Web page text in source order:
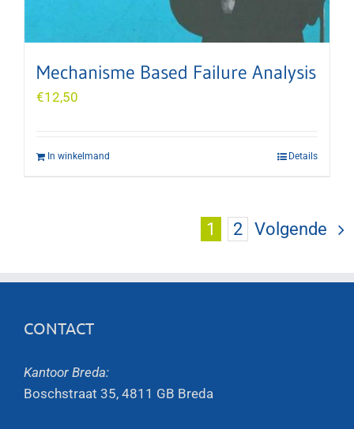
Mechanisme Based Failure Analysis
€12,50
In winkelmand Details
1 2 Volgende
CONTACT
Kantoor Breda:
Boschstraat 35, 4811 GB Breda